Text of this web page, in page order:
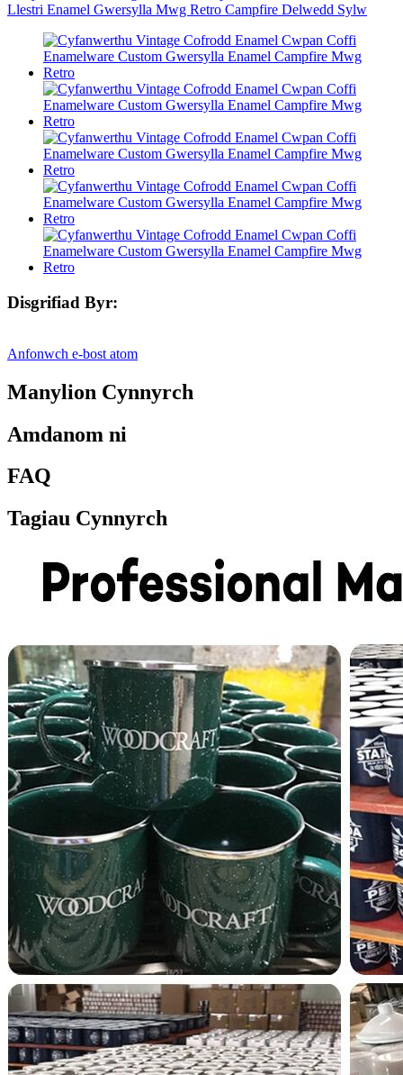
Disgrifiad Byr:
Anfonwch e-bost atom
Manylion Cynnyrch
Amdanom ni
FAQ
Tagiau Cynnyrch